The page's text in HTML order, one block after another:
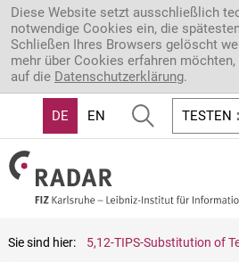
Direkt zum Inhalt
Diese Website setzt ausschließlich
notwendige Cookies ein, die
Schließen Ihres Browsers gelöscht
mehr über Cookies erfahren
auf die Datenschutzerklärung.
DE EN TESTEN
Sie sind hier: